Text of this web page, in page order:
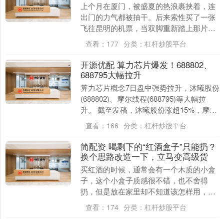
上个月在厦门，被盛夏的热浪裹挟着，连
出门的力气都被抽干。后来索性买了一张
飞往昆明的机票，当双脚重新踏上那片土
地，迎面扑来21℃的清风，紧绷的神经和
疲惫的身体，瞬....
查看： 177 分类： 杠杆炒股平台
开源优配 算力芯片爆发！688802、
688795大幅拉升
算力芯片概念7日盘中强势拉升，沐曦股份
(688802)、摩尔线程(688795)等大幅拉
升。 截至发稿，沐曦股份涨超15%，摩尔
线程涨约7%，芯原股份、全志科技....
查看： 166 分类： 杠杆炒股平台
简配资 喝剩下的“红酒盒子”只能扔？
换个思路改造一下，立马变高级货
买红酒的时候，通常会有一个木质的小盒
子，这个小盒子质感很不错，也不舍得
扔，但是放在家里却不知道该怎样用，就
这样不知不觉攒了好几个红酒盒子，到底
应该怎么用呢？ 如....
查看： 174 分类： 杠杆炒股平台